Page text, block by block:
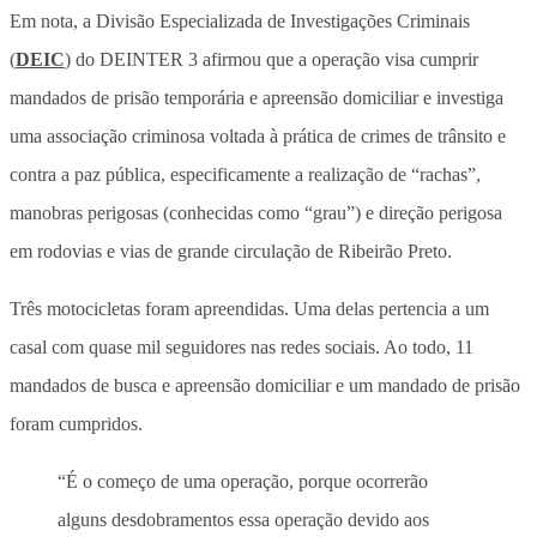
Em nota, a Divisão Especializada de Investigações Criminais
(DEIC) do DEINTER 3 afirmou que a operação visa cumprir
mandados de prisão temporária e apreensão domiciliar e investiga
uma associação criminosa voltada à prática de crimes de trânsito e
contra a paz pública, especificamente a realização de “rachas”,
manobras perigosas (conhecidas como “grau”) e direção perigosa
em rodovias e vias de grande circulação de Ribeirão Preto.
Três motocicletas foram apreendidas. Uma delas pertencia a um
casal com quase mil seguidores nas redes sociais. Ao todo, 11
mandados de busca e apreensão domiciliar e um mandado de prisão
foram cumpridos.
“É o começo de uma operação, porque ocorrerão
alguns desdobramentos essa operação devido aos